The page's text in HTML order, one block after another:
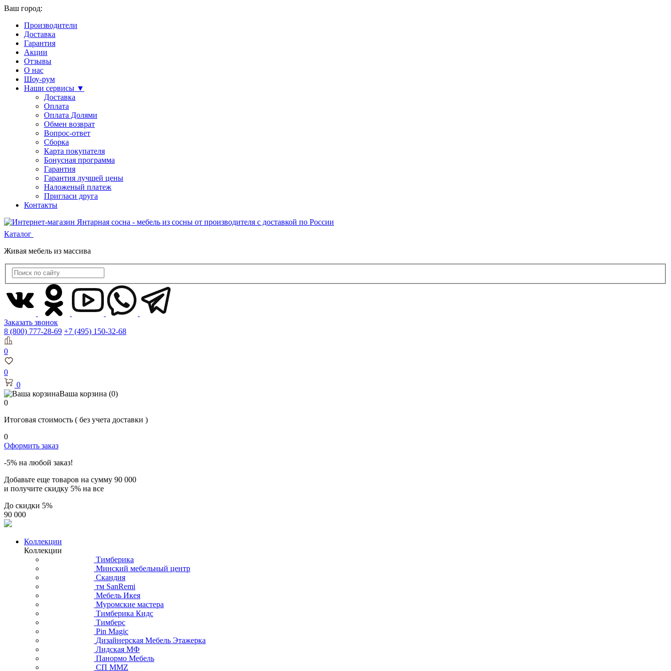
Ваш город:
Производители
Доставка
Гарантия
Акции
Отзывы
О нас
Шоу-рум
Наши сервисы ▼
Доставка
Оплата
Оплата Долями
Обмен возврат
Вопрос-ответ
Сборка
Карта покупателя
Бонусная программа
Гарантия
Гарантия лучшей цены
Наложеный платеж
Пригласи друга
Контакты
Каталог
Живая мебель из массива
Заказать звонок
8 (800) 777-28-69 +7 (495) 150-32-68
0
0
0
Ваша корзина (0)
0
Итоговая стоимость ( без учета доставки )
0
Оформить заказ
-5% на любой заказ!
Добавьте еще товаров на сумму 90 000
и получите скидку 5% на все
До скидки 5%
90 000
Коллекции
Коллекции
Тимберика
Минский мебельный центр
Скандия
тм SanRemi
Мебель Икея
Муромские мастера
Тимберика Кидс
Тимберс
Pin Magic
Дизайнерская Мебель Этажерка
Лидская МФ
Панормо Мебель
СП ММZ